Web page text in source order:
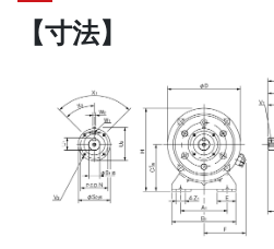
【寸法】